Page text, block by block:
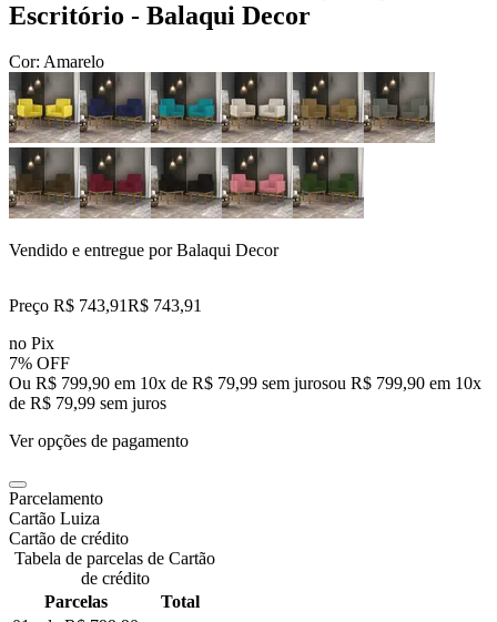
Escritório - Balaqui Decor
Cor: Amarelo
Vendido e entregue por Balaqui Decor
Preço R$ 743,91R$ 743,91
no Pix
7% OFF
Ou R$ 799,90 em 10x de R$ 79,99 sem jurosou R$ 799,90 em 10x
de R$ 79,99 sem juros
Ver opções de pagamento
Parcelamento
Cartão Luiza
Cartão de crédito
Tabela de parcelas de Cartão
de crédito
Parcelas
Total